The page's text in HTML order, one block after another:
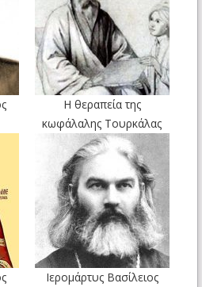
Η θεραπεία της
κωφάλαλης Τουρκάλας
Ιερομάρτυς Βασίλειος